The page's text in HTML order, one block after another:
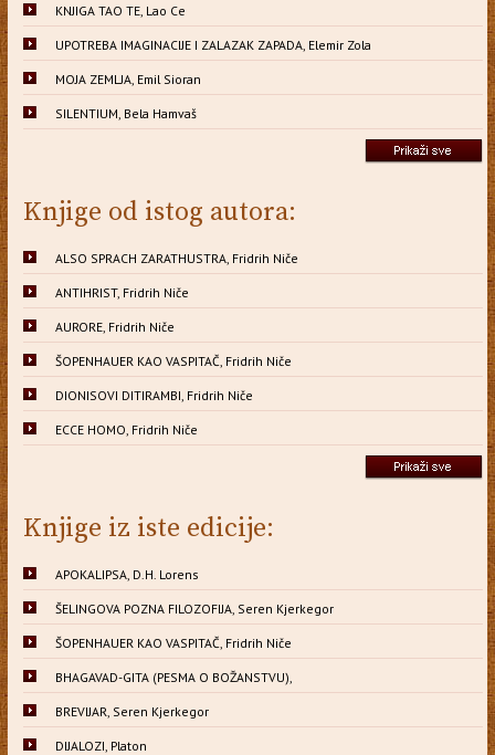
KNJIGA TAO TE, Lao Ce
UPOTREBA IMAGINACIJE I ZALAZAK ZAPADA, Elemir Zola
MOJA ZEMLJA, Emil Sioran
SILENTIUM, Bela Hamvaš
Knjige od istog autora:
ALSO SPRACH ZARATHUSTRA, Fridrih Niče
ANTIHRIST, Fridrih Niče
AURORE, Fridrih Niče
ŠOPENHAUER KAO VASPITAČ, Fridrih Niče
DIONISOVI DITIRAMBI, Fridrih Niče
ECCE HOMO, Fridrih Niče
Knjige iz iste edicije:
APOKALIPSA, D.H. Lorens
ŠELINGOVA POZNA FILOZOFIJA, Seren Kjerkegor
ŠOPENHAUER KAO VASPITAČ, Fridrih Niče
BHAGAVAD-GITA (PESMA O BOŽANSTVU),
BREVIJAR, Seren Kjerkegor
DIJALOZI, Platon